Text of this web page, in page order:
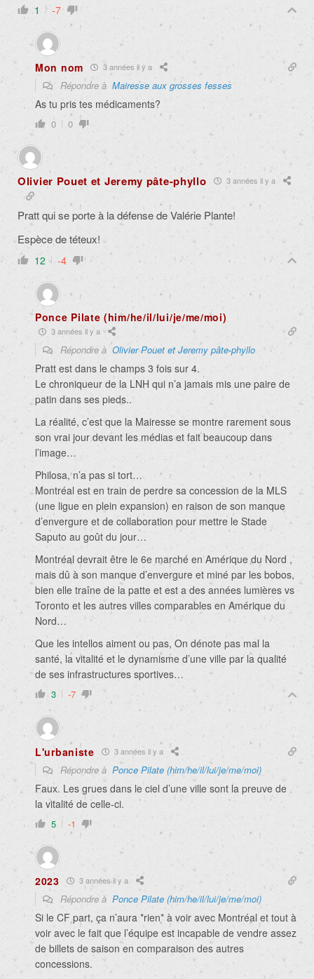
1 -7
Mon nom 3 années il y a
Répondre à Mairesse aux grosses fesses
As tu pris tes médicaments?
0 0
Olivier Pouet et Jeremy pâte-phyllo 3 années il y a
Pratt qui se porte à la défense de Valérie Plante!
Espèce de téteux!
12 -4
Ponce Pilate (him/he/il/lui/je/me/moi)
3 années il y a
Répondre à Olivier Pouet et Jeremy pâte-phyllo
Pratt est dans le champs 3 fois sur 4.
Le chroniqueur de la LNH qui n’a jamais mis une paire de
patin dans ses pieds..
La réalité, c’est que la Mairesse se montre rarement sous
son vrai jour devant les médias et fait beaucoup dans
l’image…
Philosa, n’a pas si tort…
Montréal est en train de perdre sa concession de la MLS
(une ligue en plein expansion) en raison de son manque
d’envergure et de collaboration pour mettre le Stade
Saputo au goût du jour…
Montréal devrait être le 6e marché en Amérique du Nord ,
mais dû à son manque d’envergure et miné par les bobos,
bien elle traîne de la patte et est a des années lumières vs
Toronto et les autres villes comparables en Amérique du
Nord…
Que les intellos aiment ou pas, On dénote pas mal la
santé, la vitalité et le dynamisme d’une ville par la qualité
de ses infrastructures sportives…
3 -7
L'urbaniste 3 années il y a
Répondre à Ponce Pilate (him/he/il/lui/je/me/moi)
Faux. Les grues dans le ciel d’une ville sont la preuve de
la vitalité de celle-ci.
5 -1
2023 3 années il y a
Répondre à Ponce Pilate (him/he/il/lui/je/me/moi)
Si le CF part, ça n’aura *rien* à voir avec Montréal et tout à
voir avec le fait que l’équipe est incapable de vendre assez
de billets de saison en comparaison des autres
concessions.